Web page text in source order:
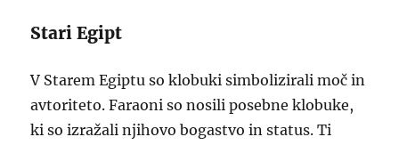
Stari Egipt
V Starem Egiptu so klobuki simbolizirali moč in
avtoriteto. Faraoni so nosili posebne klobuke,
ki so izražali njihovo bogastvo in status. Ti